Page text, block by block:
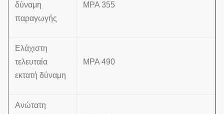
δύναμη
παραγωγής
MPA 355
Ελάχιστη
τελευταία
εκτατή δύναμη
MPA 490
Ανώτατη